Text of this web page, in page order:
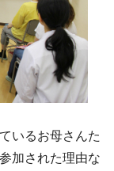
いるお母さんた
加された理由な